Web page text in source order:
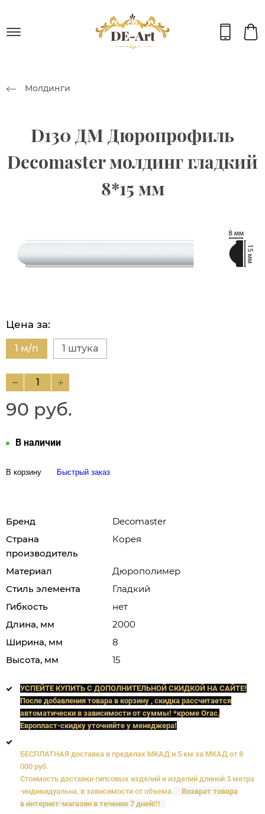
Молдинги
D130 ДМ Дюропрофиль
Decomaster молдинг гладкий
8*15 мм
Цена за:
1 м/п 1 штука
90 руб.
В наличии
В корзину Быстрый заказ
Бренд
Decomaster
Страна
производитель
Корея
Материал
Дюрополимер
Стиль элемента
Гладкий
Гибкость
нет
Длина, мм
2000
Ширина, мм
8
Высота, мм
15
УСПЕЙТЕ КУПИТЬ C ДОПОЛНИТЕЛЬНОЙ СКИДКОЙ НА САЙТЕ!
После добавления товара в корзину , скидка рассчитается
автоматически в зависимости от суммы! *кроме Orac,
Европласт-скидку уточняйте у менеджера!
БЕСПЛАТНАЯ доставка в пределах МКАД и 5 км за МКАД от 8
000 руб.
Стоимость доставки гипсовых изделий и изделий длиной 3 метра
-индивидуальна, в зависимости от объема.
Возврат товара
в интернет-магазин в течение 7 дней!!!